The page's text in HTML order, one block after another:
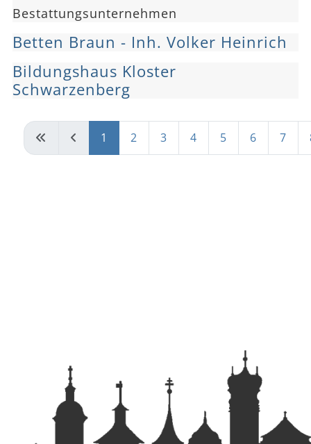
Bestattungsunternehmen
Betten Braun - Inh. Volker Heinrich
Bildungshaus Kloster
Schwarzenberg
1 2 3 4 5 6 7